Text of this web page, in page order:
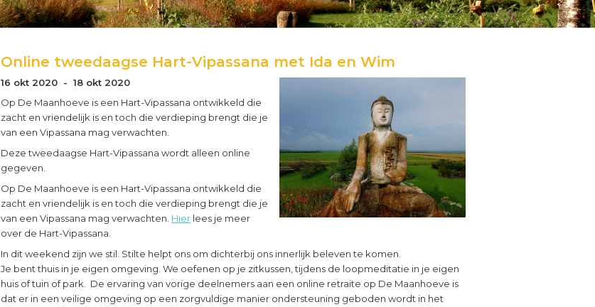
Online tweedaagse Hart-Vipassana met Ida en Wim
16 okt 2020 - 18 okt 2020
Op De Maanhoeve is een Hart-Vipassana ontwikkeld die
zacht en vriendelijk is en toch die verdieping brengt die je
van een Vipassana mag verwachten.
Deze tweedaagse Hart-Vipassana wordt alleen online
gegeven.
Op De Maanhoeve is een Hart-Vipassana ontwikkeld die
zacht en vriendelijk is en toch die verdieping brengt die je
van een Vipassana mag verwachten. Hier lees je meer
over de Hart-Vipassana.
In dit weekend zijn we stil. Stilte helpt ons om dichterbij ons innerlijk beleven te komen.
Je bent thuis in je eigen omgeving. We oefenen op je zitkussen, tijdens de loopmeditatie in je eigen
huis of tuin of park. De ervaring van vorige deelnemers aan een online retraite op De Maanhoeve is
dat er in een veilige omgeving op een zorgvuldige manier ondersteuning geboden wordt in het